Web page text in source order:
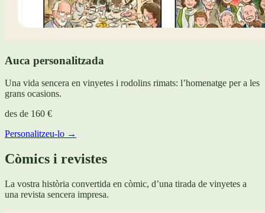
Auca personalitzada
Una vida sencera en vinyetes i rodolins rimats: l’homenatge per a les
grans ocasions.
des de 160 €
Personalitzeu-lo →
Còmics i revistes
La vostra història convertida en còmic, d’una tirada de vinyetes a
una revista sencera impresa.